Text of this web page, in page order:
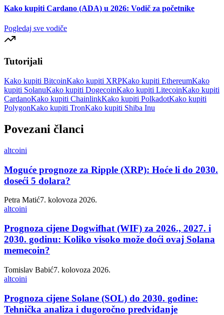
Kako kupiti Cardano (ADA) u 2026: Vodič za početnike
Pogledaj sve vodiče
Tutorijali
Kako kupiti BitcoinKako kupiti XRPKako kupiti EthereumKako
kupiti SolanuKako kupiti DogecoinKako kupiti LitecoinKako kupiti
CardanoKako kupiti ChainlinkKako kupiti PolkadotKako kupiti
PolygonKako kupiti TronKako kupiti Shiba Inu
Povezani članci
altcoini
Moguće prognoze za Ripple (XRP): Hoće li do 2030.
doseći 5 dolara?
Petra Matić7. kolovoza 2026.
altcoini
Prognoza cijene Dogwifhat (WIF) za 2026., 2027. i
2030. godinu: Koliko visoko može doći ovaj Solana
memecoin?
Tomislav Babić7. kolovoza 2026.
altcoini
Prognoza cijene Solane (SOL) do 2030. godine:
Tehnička analiza i dugoročno predviđanje